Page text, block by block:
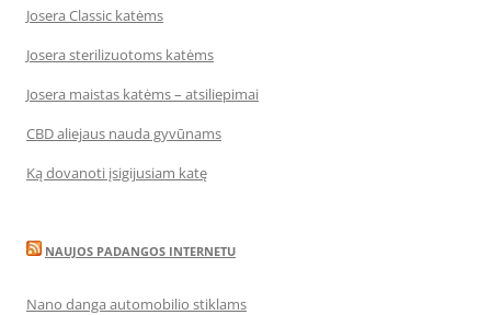
Josera Classic katėms
Josera sterilizuotoms katėms
Josera maistas katėms – atsiliepimai
CBD aliejaus nauda gyvūnams
Ką dovanoti įsigijusiam katę
NAUJOS PADANGOS INTERNETU
Nano danga automobilio stiklams